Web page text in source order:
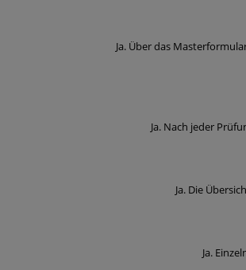
Ja. Über das
Ja. Nach jeder
Ja. Die
Ja.